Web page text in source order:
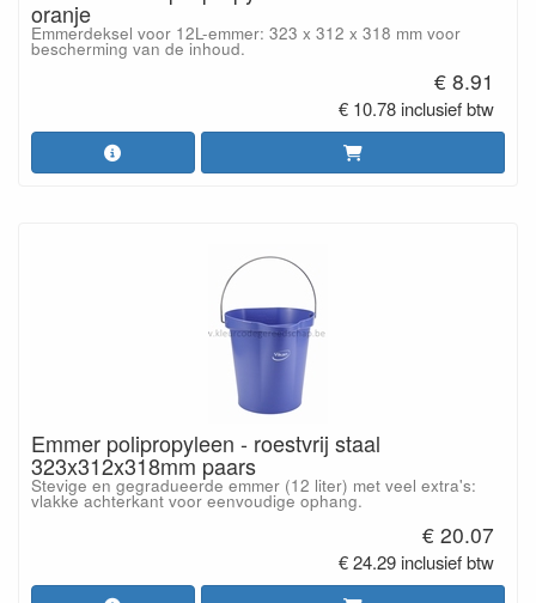
oranje
Emmerdeksel voor 12L-emmer: 323 x 312 x 318 mm voor
bescherming van de inhoud.
€ 8.91
€ 10.78 inclusief btw
Emmer polipropyleen - roestvrij staal
323x312x318mm paars
Stevige en gegradueerde emmer (12 liter) met veel extra's:
vlakke achterkant voor eenvoudige ophang.
€ 20.07
€ 24.29 inclusief btw